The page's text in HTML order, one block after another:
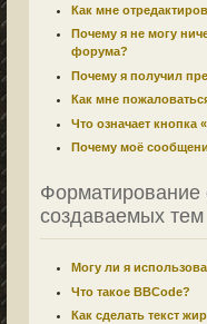
Как мне
Почему я не могу
форума?
Почему я получил
Как мне
Что означает кнопка
Почему моё
создаваемых тем
Могу ли я
Что такое BBCode?
Как сделать текст